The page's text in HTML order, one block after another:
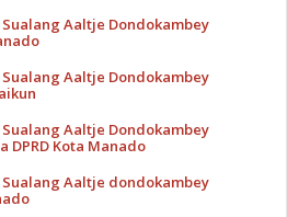
Aaltje Dondokambey
Aaltje Dondokambey
Aaltje Dondokambey
DPRD Kota Manado
Aaltje dondokambey